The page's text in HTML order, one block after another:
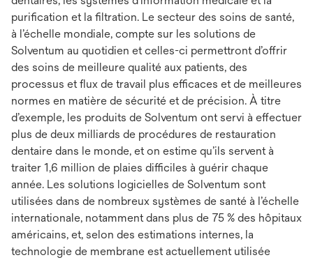
purification et la filtration. Le secteur des soins de santé,
à l’échelle mondiale, compte sur les solutions de
Solventum au quotidien et celles-ci permettront d’offrir
des soins de meilleure qualité aux patients, des
processus et flux de travail plus efficaces et de meilleures
normes en matière de sécurité et de précision. À titre
d’exemple, les produits de Solventum ont servi à effectuer
plus de deux milliards de procédures de restauration
dentaire dans le monde, et on estime qu’ils servent à
traiter 1,6 million de plaies difficiles à guérir chaque
année. Les solutions logicielles de Solventum sont
utilisées dans de nombreux systèmes de santé à l’échelle
internationale, notamment dans plus de 75 % des hôpitaux
américains, et, selon des estimations internes, la
technologie de membrane est actuellement utilisée